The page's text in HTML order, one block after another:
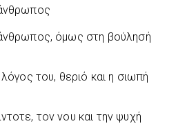
όμως στη βούλησή
του, θεριό και η σιωπή
τον νου και την ψυχή